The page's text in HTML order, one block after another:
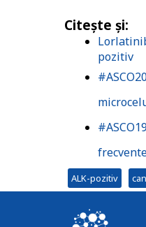
Citeşte şi:
pozitiv
ALK-pozitiv